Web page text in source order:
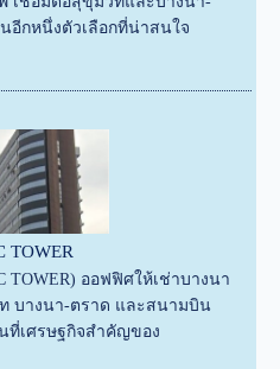
อีกหนึ่งตัวเลือกที่น่าสนใจ
TOWER
TOWER) ออฟฟิศให้เช่าบางนา
บางนา-ตราด และสนามบิน
ที่เศรษฐกิจสำคัญของ